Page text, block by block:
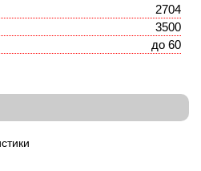
2704
3500
до 60